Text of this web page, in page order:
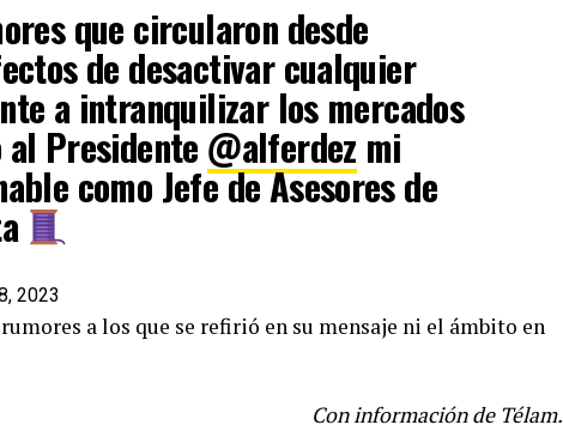
que circularon desde
de desactivar cualquier
a intranquilizar los mercados
Presidente@alferdez mi
como Jefe de Asesores de
2023
a los que se refirió en su mensaje ni el ámbito en
Con información de Télam.